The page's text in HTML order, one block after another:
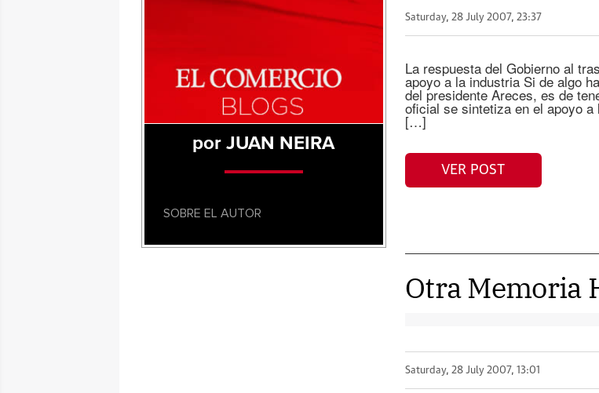
Saturday, 28 July 2007, 23:37
La respuesta del Gobierno al
apoyo a la industria Si de algo
del presidente Areces, es de
oficial se sintetiza en el apoyo
[…]
VER POST
Otra Memoria
Saturday, 28 July 2007, 13:01
por JUAN NEIRA
SOBRE EL AUTOR